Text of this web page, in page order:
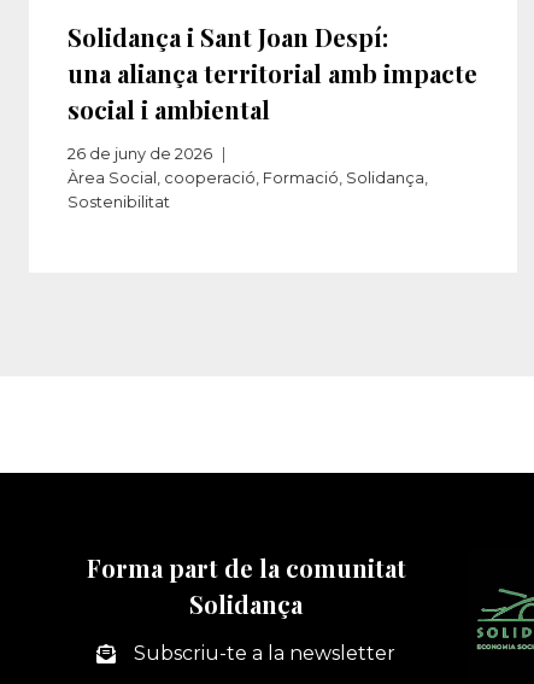
Solidança i Sant Joan Despí:
una aliança territorial amb impacte
social i ambiental
26 de juny de 2026
Àrea Social , cooperació, Formació, Solidança,
Sostenibilitat
Forma part de la comunitat
Solidança
Subscriu-te a la newsletter